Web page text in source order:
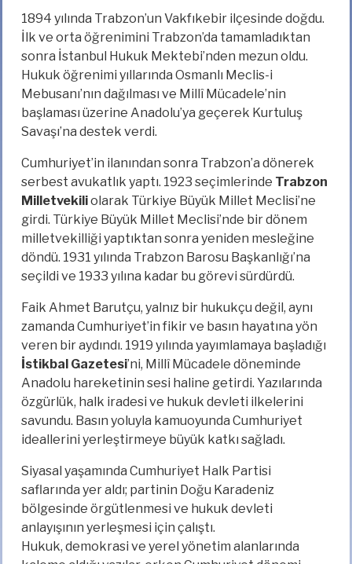
1894 yılında Trabzon’un Vakfıkebir ilçesinde doğdu.
İlk ve orta öğrenimini Trabzon’da tamamladıktan
sonra İstanbul Hukuk Mektebi’nden mezun oldu.
Hukuk öğrenimi yıllarında Osmanlı Meclis-i
Mebusanı’nın dağılması ve Millî Mücadele’nin
başlaması üzerine Anadolu’ya geçerek Kurtuluş
Savaşı’na destek verdi.
Cumhuriyet’in ilanından sonra Trabzon’a dönerek
serbest avukatlık yaptı. 1923 seçimlerinde Trabzon
Milletvekiliolarak Türkiye Büyük Millet Meclisi’ne
girdi. Türkiye Büyük Millet Meclisi’nde bir dönem
milletvekilliği yaptıktan sonra yeniden mesleğine
döndü. 1931 yılında Trabzon Barosu Başkanlığı’na
seçildi ve 1933 yılına kadar bu görevi sürdürdü.
Faik Ahmet Barutçu, yalnız bir hukukçu değil, aynı
zamanda Cumhuriyet’in fikir ve basın hayatına yön
veren bir aydındı. 1919 yılında yayımlamaya başladığı
İstikbal Gazetesi’ni, Millî Mücadele döneminde
Anadolu hareketinin sesi haline getirdi. Yazılarında
özgürlük, halk iradesi ve hukuk devleti ilkelerini
savundu. Basın yoluyla kamuoyunda Cumhuriyet
ideallerini yerleştirmeye büyük katkı sağladı.
Siyasal yaşamında Cumhuriyet Halk Partisi
saflarında yer aldı; partinin Doğu Karadeniz
bölgesinde örgütlenmesi ve hukuk devleti
anlayışının yerleşmesi için çalıştı.
Hukuk, demokrasi ve yerel yönetim alanlarında